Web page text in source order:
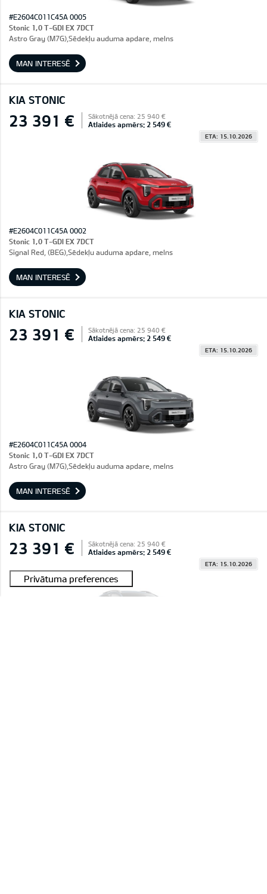
#E2604C011C45A 0005
Stonic 1,0 T-GDI EX 7DCT
Astro Gray (M7G),Sēdekļu auduma apdare, melns
MAN INTERESĒ
KIA STONIC
23 391 € Sākotnējā cena: 25 940 €
Atlaides apmērs: 2 549 €
ETA: 15.10.2026
#E2604C011C45A 0002
Stonic 1,0 T-GDI EX 7DCT
Signal Red, (BEG),Sēdekļu auduma apdare, melns
MAN INTERESĒ
KIA STONIC
23 391 € Sākotnējā cena: 25 940 €
Atlaides apmērs: 2 549 €
ETA: 15.10.2026
#E2604C011C45A 0004
Stonic 1,0 T-GDI EX 7DCT
Astro Gray (M7G),Sēdekļu auduma apdare, melns
MAN INTERESĒ
KIA STONIC
23 391 € Sākotnējā cena: 25 940 €
Atlaides apmērs: 2 549 €
ETA: 15.10.2026